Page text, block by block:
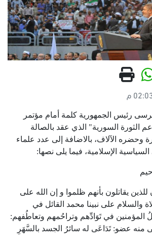
رئيس الجمهورية كلمة أمام مؤتمر
الثورة السورية" الذي عقد بالصالة
وحضره الآلاف، بالاضافة إلى عدد علماء
الإسلامية، فيما يلى نصها:
للذين يقاتلون بأنهم ظلموا و إن الله على
والسلام على نبينا محمد القائل في
المؤمنين في تَوَادِّهم وتراحُمهم وتعاطُفهم:
منه عضو: تَدَاعَى له سائرُ الجسد بالسَّهَرِ